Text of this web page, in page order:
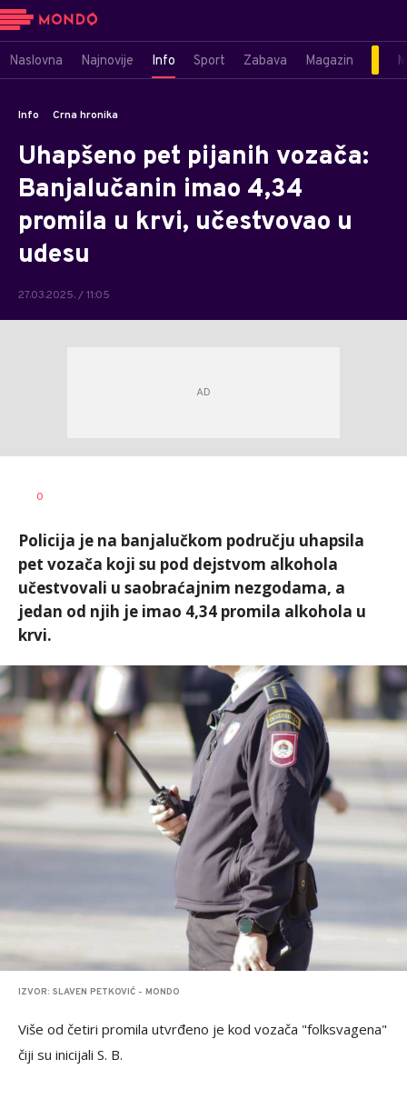
Naslovna Najnovije Info Sport Zabava Magazin
Info Crna hronika
Uhapšeno pet pijanih vozača:
Banjalučanin imao 4,34
promila u krvi, učestvovao u
udesu
27.03.2025. / 11:05
AUTOR
0
Policija je na banjalučkom području uhapsila
pet vozača koji su pod dejstvom alkohola
učestvovali u saobraćajnim nezgodama, a
jedan od njih je imao 4,34 promila alkohola u
krvi.
IZVOR: SLAVEN PETKOVIĆ - MONDO
Više od četiri promila utvrđeno je kod vozača "folksvagena"
čiji su inicijali S. B.